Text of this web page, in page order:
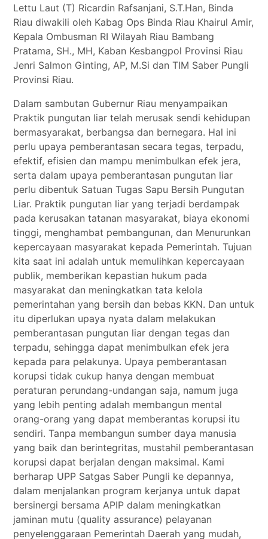
Lettu Laut (T) Ricardin Rafsanjani, S.T.Han, Binda
Riau diwakili oleh Kabag Ops Binda Riau Khairul Amir,
Kepala Ombusman RI Wilayah Riau Bambang
Pratama, SH., MH, Kaban Kesbangpol Provinsi Riau
Jenri Salmon Ginting, AP, M.Si dan TIM Saber Pungli
Provinsi Riau.
Dalam sambutan Gubernur Riau menyampaikan
Praktik pungutan liar telah merusak sendi kehidupan
bermasyarakat, berbangsa dan bernegara. Hal ini
perlu upaya pemberantasan secara tegas, terpadu,
efektif, efisien dan mampu menimbulkan efek jera,
serta dalam upaya pemberantasan pungutan liar
perlu dibentuk Satuan Tugas Sapu Bersih Pungutan
Liar. Praktik pungutan liar yang terjadi berdampak
pada kerusakan tatanan masyarakat, biaya ekonomi
tinggi, menghambat pembangunan, dan Menurunkan
kepercayaan masyarakat kepada Pemerintah. Tujuan
kita saat ini adalah untuk memulihkan kepercayaan
publik, memberikan kepastian hukum pada
masyarakat dan meningkatkan tata kelola
pemerintahan yang bersih dan bebas KKN. Dan untuk
itu diperlukan upaya nyata dalam melakukan
pemberantasan pungutan liar dengan tegas dan
terpadu, sehingga dapat menimbulkan efek jera
kepada para pelakunya. Upaya pemberantasan
korupsi tidak cukup hanya dengan membuat
peraturan perundang-undangan saja, namum juga
yang lebih penting adalah membangun mental
orang-orang yang dapat memberantas korupsi itu
sendiri. Tanpa membangun sumber daya manusia
yang baik dan berintegritas, mustahil pemberantasan
korupsi dapat berjalan dengan maksimal. Kami
berharap UPP Satgas Saber Pungli ke depannya,
dalam menjalankan program kerjanya untuk dapat
bersinergi bersama APIP dalam meningkatkan
jaminan mutu (quality assurance) pelayanan
penyelenggaraan Pemerintah Daerah yang mudah,